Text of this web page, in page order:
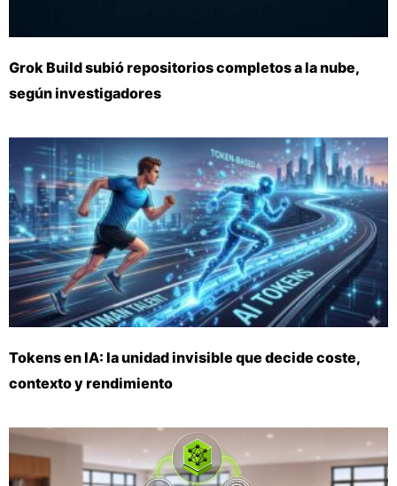
Grok Build subió repositorios completos a la nube,
según investigadores
Tokens en IA: la unidad invisible que decide coste,
contexto y rendimiento